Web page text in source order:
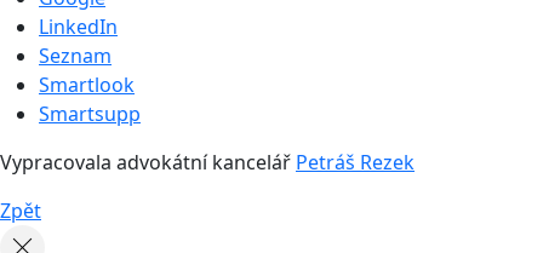
LinkedIn
Seznam
Smartlook
Smartsupp
Vypracovala advokátní kancelář Petráš Rezek
Zpět